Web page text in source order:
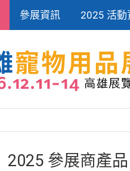
參展資訊 2025 活動
2025 參展商產品